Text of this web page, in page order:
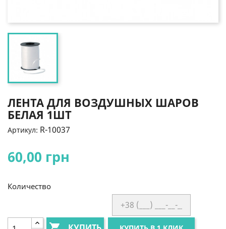
ЛЕНТА ДЛЯ ВОЗДУШНЫХ ШАРОВ
БЕЛАЯ 1ШТ
Артикул: R-10037
60,00 грн
Количество